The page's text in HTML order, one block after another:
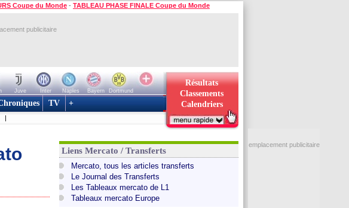
Coupe du Monde - TABLEAU PHASE FINALE Coupe du Monde
publicitaire
Juve Inter Naples Bayern
Dortmund
Résultats
Classements
Calendriers
TV +
|
Liens Mercato / Transferts
Mercato, tous les articles transferts
Le Journal des Transferts
Les Tableaux mercato de L1
Tableaux mercato Europe
emplacement publicitaire